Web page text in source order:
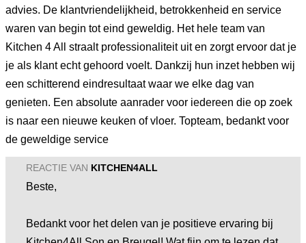
advies. De klantvriendelijkheid, betrokkenheid en service
waren van begin tot eind geweldig. Het hele team van
Kitchen 4 All straalt professionaliteit uit en zorgt ervoor dat je
je als klant echt gehoord voelt. Dankzij hun inzet hebben wij
een schitterend eindresultaat waar we elke dag van
genieten. Een absolute aanrader voor iedereen die op zoek
is naar een nieuwe keuken of vloer. Topteam, bedankt voor
de geweldige service
REACTIE VAN KITCHEN4ALL
Beste,
Bedankt voor het delen van je positieve ervaring bij